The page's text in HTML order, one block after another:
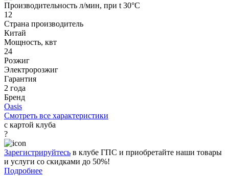
Производительность л/мин, при t 30°C
12
Страна производитель
Китай
Мощность, квт
24
Розжиг
Электророзжиг
Гарантия
2 года
Бренд
Oasis
Смотреть все характеристики
с картой клуба
?
Зарегистрируйтесь в клубе ГПС и приобретайте наши товары
и услуги со скидками до 50%!
Подробнее